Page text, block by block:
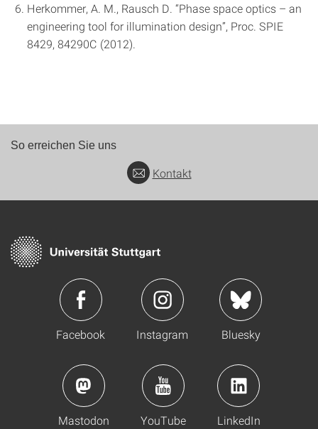
Herkommer, A. M., Rausch D. “Phase space optics – an
engineering tool for illumination design”, Proc. SPIE
8429, 84290C (2012).
So erreichen Sie uns
Kontakt
Facebook Instagram Bluesky
Mastodon YouTube LinkedIn